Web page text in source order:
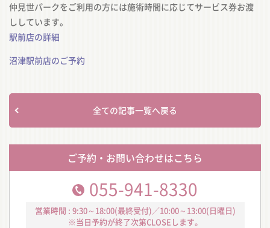
仲見世パークをご利用の方には施術時間に応じてサービス券お渡
ししています。
駅前店の詳細
沼津駅前店のご予約
全ての記事一覧へ戻る
ご予約・お問い合わせはこちら
055-941-8330
営業時間 : 9:30～18:00(最終受付)／10:00～13:00(日曜日)
※当日予約が終了次第CLOSEします。